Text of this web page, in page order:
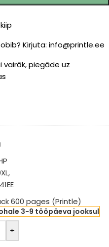
Kirjuta: info@printle.ee
vairāk, piegāde uz
600 pages (Printle)
3-9 tööpäeva jooksul
+